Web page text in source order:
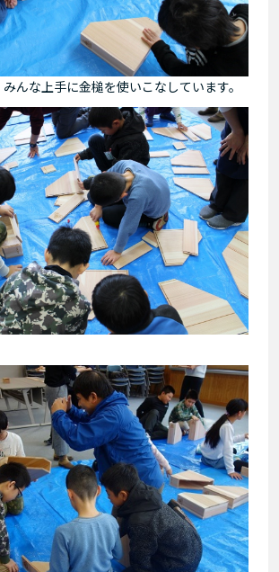
んな上手に金槌を使いこなしています。